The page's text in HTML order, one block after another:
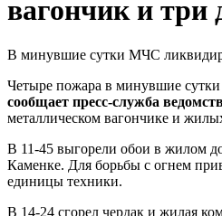
вагончик и три
В минувшие сутки МЧС
Четыре пожара в минувшие
сообщает пресс-служба
металлическом вагончике и
В 11-45 выгорели обои в жилом
Каменке. Для борьбы с огнем
единицы техники.
В 14-24 сгорел чердак и жилая